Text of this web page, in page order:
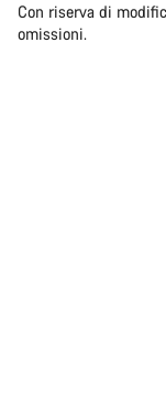
Con riserva di
omissioni.